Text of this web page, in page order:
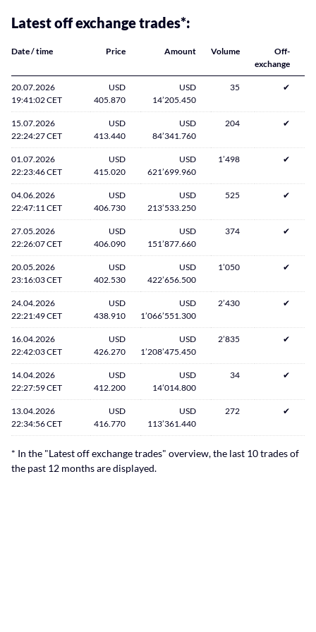
Latest off exchange trades*:
Date / time Price Amount Volume
Off-
exchange
20.07.2026
19:41:02 CET
USD
405.870
USD
14’205.450
35 ✔
15.07.2026
22:24:27 CET
USD
413.440
USD
84’341.760
204 ✔
01.07.2026
22:23:46 CET
USD
415.020
USD
621’699.960
1’498 ✔
04.06.2026
22:47:11 CET
USD
406.730
USD
213’533.250
525 ✔
27.05.2026
22:26:07 CET
USD
406.090
USD
151’877.660
374 ✔
20.05.2026
23:16:03 CET
USD
402.530
USD
422’656.500
1’050 ✔
24.04.2026
22:21:49 CET
USD
438.910
USD
1’066’551.300
2’430 ✔
16.04.2026
22:42:03 CET
USD
426.270
USD
1’208’475.450
2’835 ✔
14.04.2026
22:27:59 CET
USD
412.200
USD
14’014.800
34 ✔
13.04.2026
22:34:56 CET
USD
416.770
USD
113’361.440
272 ✔
* In the "Latest off exchange trades" overview, the last 10 trades of
the past 12 months are displayed.